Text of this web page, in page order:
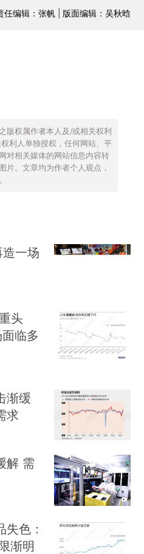
任编辑：张帆 | 版面编辑：吴秋晗
版权属作者本人及/或相关权利
利人单独授权，任何网站、平
对相关媒体的网站信息内容转
片。文章均为作者个人观点，
造一场
头
临多
渐缓
求
解 需
失色：
渐明